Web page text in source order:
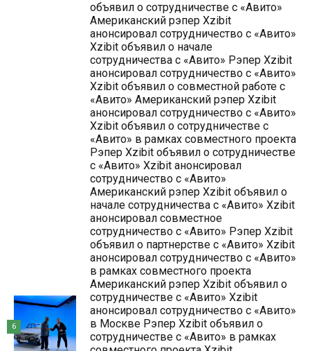
объявил о сотрудничестве с «Авито»
Американский рэпер Xzibit
анонсировал сотрудничество с «Авито»
Xzibit объявил о начале
сотрудничества с «Авито» Рэпер Xzibit
анонсировал сотрудничество с «Авито»
Xzibit объявил о совместной работе с
«Авито» Американский рэпер Xzibit
анонсировал сотрудничество с «Авито»
Xzibit объявил о сотрудничестве с
«Авито» в рамках совместного проекта
Рэпер Xzibit объявил о сотрудничестве
с «Авито» Xzibit анонсировал
сотрудничество с «Авито»
Американский рэпер Xzibit объявил о
начале сотрудничества с «Авито» Xzibit
анонсировал совместное
сотрудничество с «Авито» Рэпер Xzibit
объявил о партнерстве с «Авито» Xzibit
анонсировал сотрудничество с «Авито»
в рамках совместного проекта
Американский рэпер Xzibit объявил о
сотрудничестве с «Авито» Xzibit
анонсировал сотрудничество с «Авито»
в Москве Рэпер Xzibit объявил о
сотрудничестве с «Авито» в рамках
6